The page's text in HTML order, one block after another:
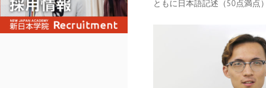
ともに日本語記述（50点満点